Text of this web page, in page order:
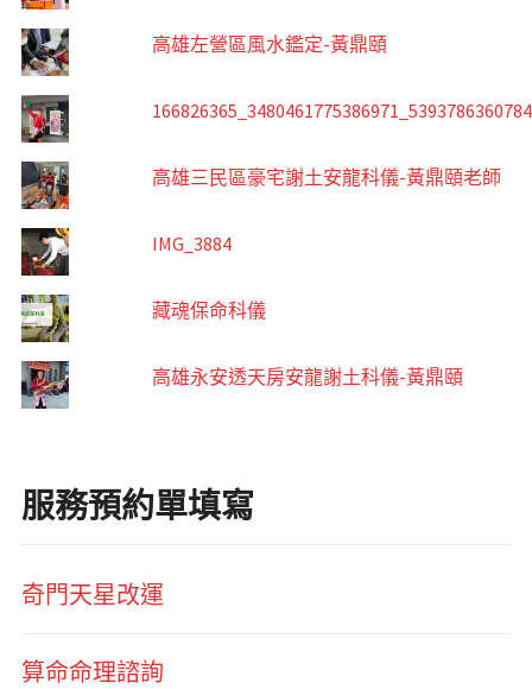
高雄左營區風水鑑定-黃鼎頤
高雄三民區豪宅謝土安龍科儀-黃鼎頤老師
IMG_3884
藏魂保命科儀
高雄永安透天房安龍謝土科儀-黃鼎頤
服務預約單填寫
奇門天星改運
算命命理諮詢